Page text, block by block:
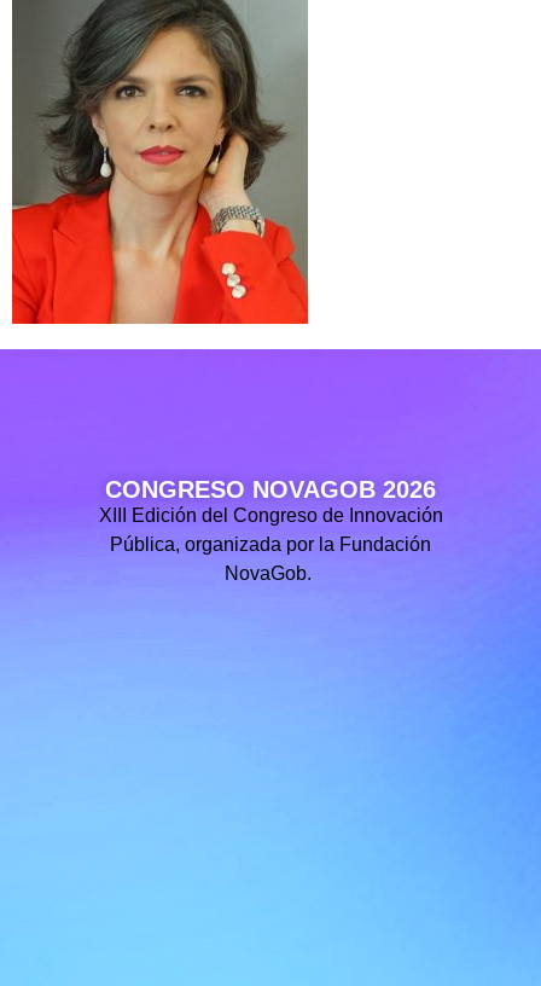
CONGRESO NOVAGOB 2026
XIII Edición del Congreso de Innovación
Pública, organizada por la Fundación
NovaGob.